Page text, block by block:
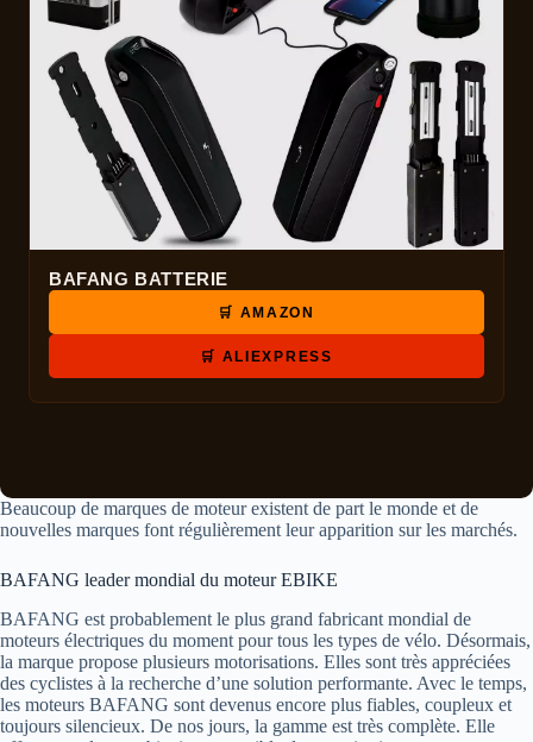
BAFANG BATTERIE
🛒 AMAZON
🛒 ALIEXPRESS
Beaucoup de marques de moteur existent de part le monde et de
nouvelles marques font régulièrement leur apparition sur les marchés.
BAFANG leader mondial du moteur EBIKE
BAFANG est probablement le plus grand fabricant mondial de
moteurs électriques du moment pour tous les types de vélo. Désormais,
la marque propose plusieurs motorisations. Elles sont très appréciées
des cyclistes à la recherche d’une solution performante. Avec le temps,
les moteurs BAFANG sont devenus encore plus fiables, coupleux et
toujours silencieux. De nos jours, la gamme est très complète. Elle